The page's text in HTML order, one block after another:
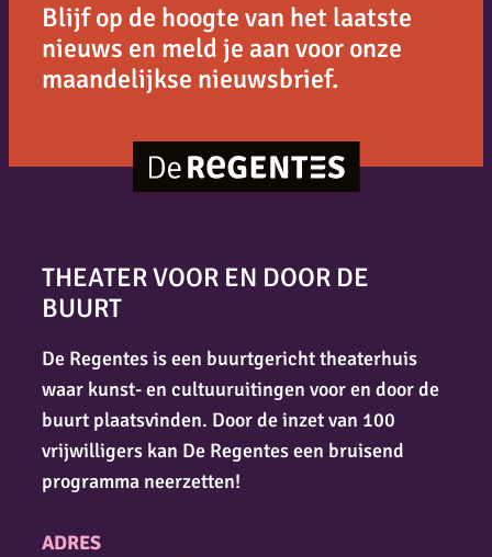
Blijf op de hoogte van het laatste
nieuws en meld je aan voor onze
maandelijkse nieuwsbrief.
THEATER VOOR EN DOOR DE
BUURT
De Regentes is een buurtgericht theaterhuis
waar kunst- en cultuuruitingen voor en door de
buurt plaatsvinden. Door de inzet van 100
vrijwilligers kan De Regentes een bruisend
programma neerzetten!
ADRES